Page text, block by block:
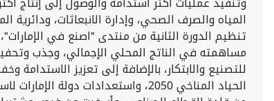
المياه والصرف الصحي، وإدارة الانبعاثات،
تنظيم الدورة الثانية من منتدى "اصنع في
مساهمته في الناتج المحلي الإجمالي، وجذب وتحفيز
للتصنيع والابتكار، بالإضافة إلى تعزيز